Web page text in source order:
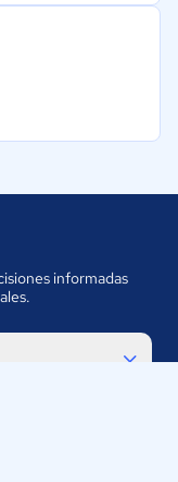
informadas